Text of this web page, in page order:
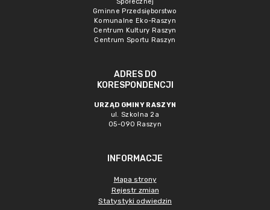
Gminne Przedsięborstwo
Komunalne Eko-Raszyn
Centrum Kultury Raszyn
Centrum Sportu Raszyn
ADRES DO
KORESPONDENCJI
URZĄD GMINY RASZYN
ul. Szkolna 2a
05-090 Raszyn
INFORMACJE
Mapa strony
Rejestr zmian
Statystyki odwiedzin